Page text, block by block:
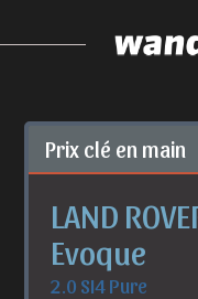
Prix clé en main
LAND
Evoque
2.0 SI4 Pure